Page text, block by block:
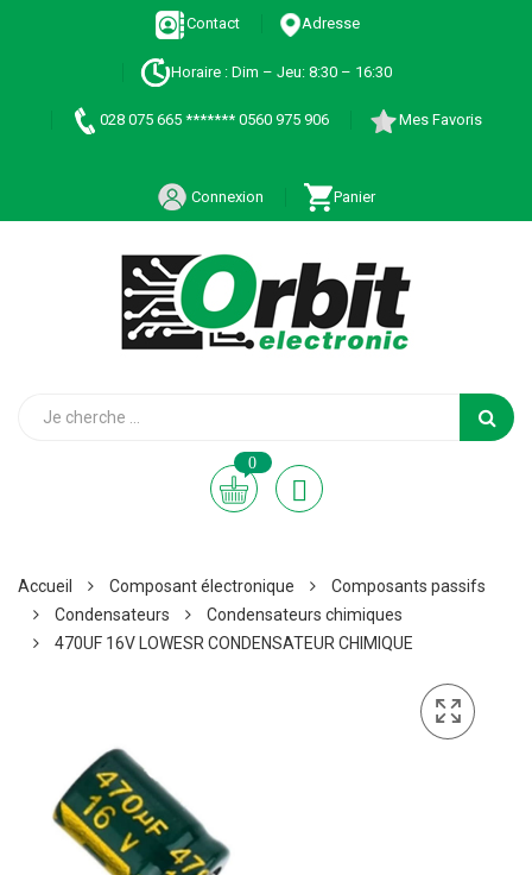
Contact Adresse
Horaire : Dim – Jeu: 8:30 – 16:30
028 075 665 ******* 0560 975 906 Mes Favoris
Connexion Panier
0
Accueil Composant électronique
Composants passifs
Condensateurs
Condensateurs chimiques
470UF 16V LOWESR CONDENSATEUR CHIMIQUE